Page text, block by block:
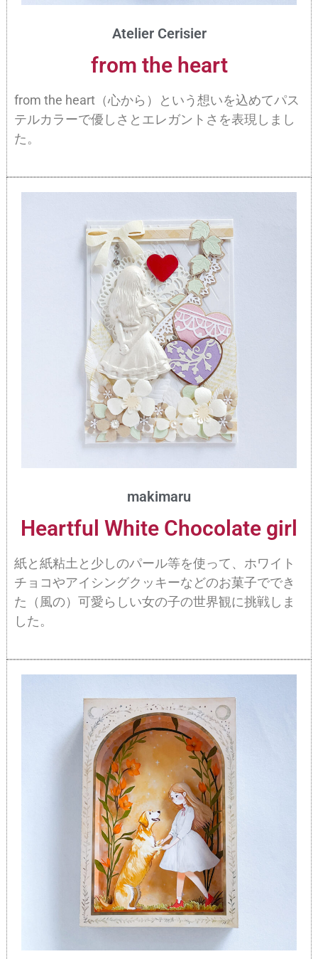
Atelier Cerisier
from the heart
from the heart（心から）という想いを込めてパス
テルカラーで優しさとエレガントさを表現しまし
た。
makimaru
Heartful White Chocolate girl
紙と紙粘土と少しのパール等を使って、ホワイト
チョコやアイシングクッキーなどのお菓子ででき
た（風の）可愛らしい女の子の世界観に挑戦しま
した。